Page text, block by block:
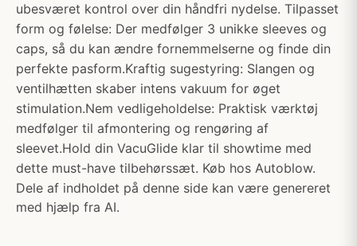
ubesværet kontrol over din håndfri nydelse. Tilpasset
form og følelse: Der medfølger 3 unikke sleeves og
caps, så du kan ændre fornemmelserne og finde din
perfekte pasform.Kraftig sugestyring: Slangen og
ventilhætten skaber intens vakuum for øget
stimulation.Nem vedligeholdelse: Praktisk værktøj
medfølger til afmontering og rengøring af
sleevet.Hold din VacuGlide klar til showtime med
dette must-have tilbehørssæt. Køb hos Autoblow.
Dele af indholdet på denne side kan være genereret
med hjælp fra AI.